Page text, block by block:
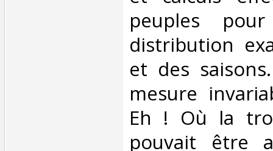
peuples
distribution
et des
mesure
Eh ! Où la
pouvait être